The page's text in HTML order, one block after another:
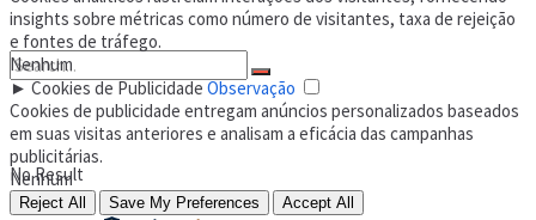
No Result
insights sobre métricas como número de visitantes, taxa de rejeição
e fontes de tráfego.
Nenhum
►Cookies de PublicidadeObservação
Cookies de publicidade entregam anúncios personalizados baseados
em suas visitas anteriores e analisam a eficácia das campanhas
publicitárias.
Nenhum
Reject All Save My Preferences Accept All